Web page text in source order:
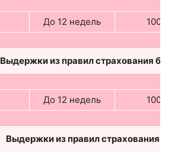
До 12 недель 100 %
Выдержки из правил страхования
До 12 недель 100 %
Выдержки из правил страхования